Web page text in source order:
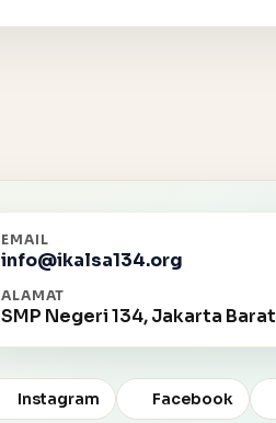
EMAIL
info@ikalsa134.org
ALAMAT
SMP Negeri 134, Jakarta Barat
Instagram Facebook